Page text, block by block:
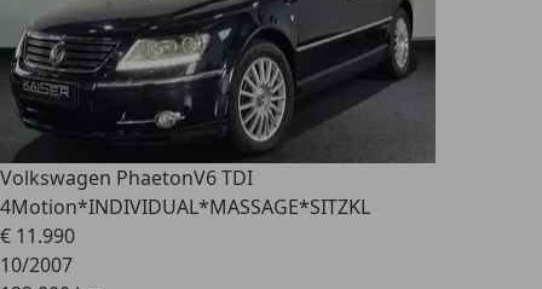
Volkswagen PhaetonV6 TDI
4Motion*INDIVIDUAL*MASSAGE*SITZKL
€ 11.990
10/2007